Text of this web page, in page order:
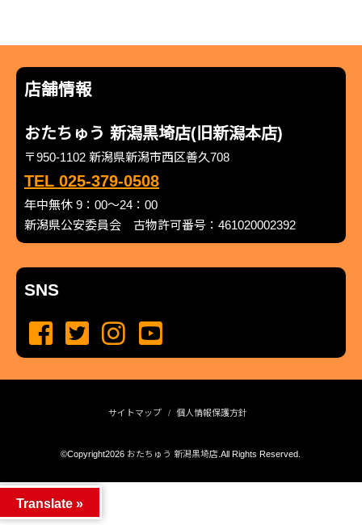
店舗情報
おたちゅう 新潟黒埼店(旧新潟本店)
〒950-1102 新潟県新潟市西区善久708
TEL 025-379-0508
年中無休 9：00～24：00
新潟県公安委員会 古物許可番号：461020002392
SNS
サイトマップ 個人情報保護方針
©Copyright2026 おたちゅう 新潟黒埼店 .All Rights Reserved.
Translate »